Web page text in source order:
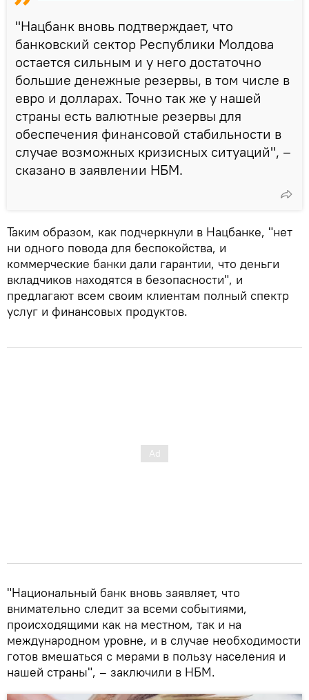
"Нацбанк вновь подтверждает, что
банковский сектор Республики Молдова
остается сильным и у него достаточно
большие денежные резервы, в том числе в
евро и долларах. Точно так же у нашей
страны есть валютные резервы для
обеспечения финансовой стабильности в
случае возможных кризисных ситуаций", –
сказано в заявлении НБМ.
Таким образом, как подчеркнули в Нацбанке, "нет
ни одного повода для беспокойства, и
коммерческие банки дали гарантии, что деньги
вкладчиков находятся в безопасности", и
предлагают всем своим клиентам полный спектр
услуг и финансовых продуктов.
"Национальный банк вновь заявляет, что
внимательно следит за всеми событиями,
происходящими как на местном, так и на
международном уровне, и в случае необходимости
готов вмешаться с мерами в пользу населения и
нашей страны", – заключили в НБМ.